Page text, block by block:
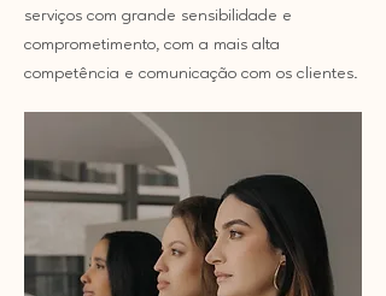
serviços com grande sensibilidade e
comprometimento, com a mais alta
competência e comunicação com os clientes.